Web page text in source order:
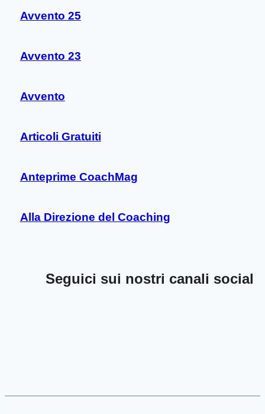
Avvento 25
Avvento 23
Avvento
Articoli Gratuiti
Anteprime CoachMag
Alla Direzione del Coaching
Seguici sui nostri canali social